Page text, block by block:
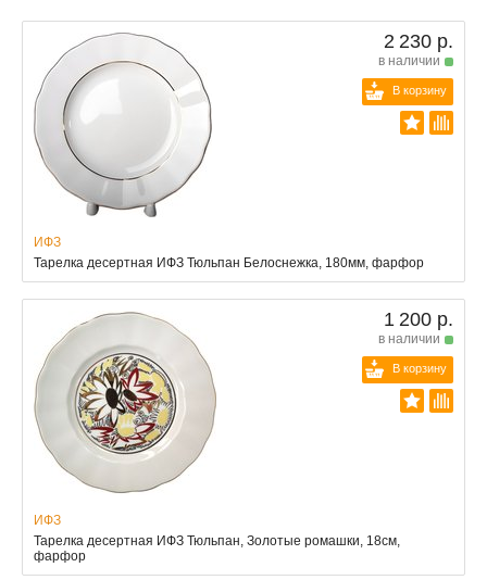
2 230 р.
в наличии
В корзину
ИФЗ
Тарелка десертная ИФЗ Тюльпан Белоснежка, 180мм, фарфор
1 200 р.
в наличии
В корзину
ИФЗ
Тарелка десертная ИФЗ Тюльпан, Золотые ромашки, 18см,
фарфор